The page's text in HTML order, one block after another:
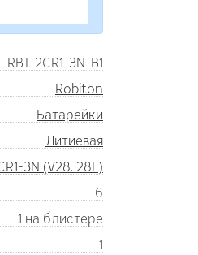
RBT-2CR1-3N-B1
Robiton
Батарейки
Литиевая
3N (V28. 28L)
6
1 на блистере
1